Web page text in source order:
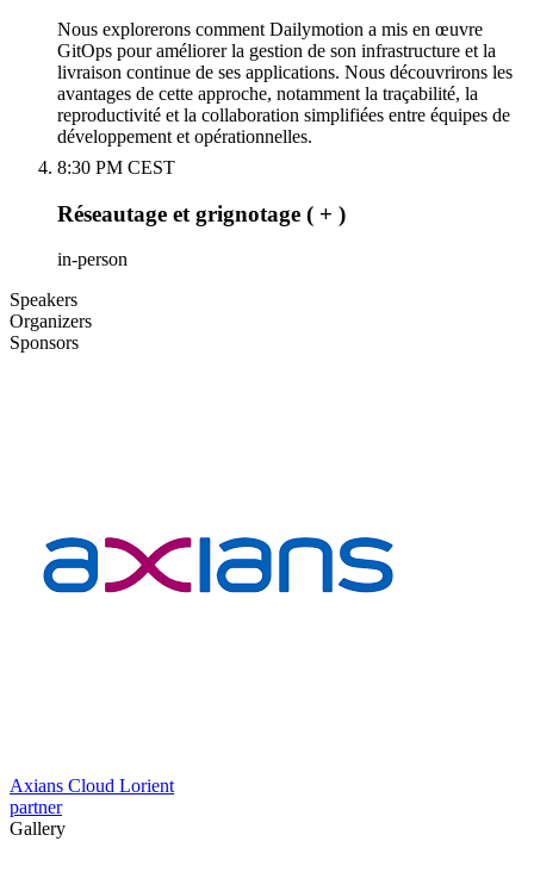
Nous explorerons comment Dailymotion a mis en œuvre
GitOps pour améliorer la gestion de son infrastructure et la
livraison continue de ses applications. Nous découvrirons les
avantages de cette approche, notamment la traçabilité, la
reproductivité et la collaboration simplifiées entre équipes de
développement et opérationnelles.
8:30 PM CEST
Réseautage et grignotage ( + )
in-person
Speakers
Organizers
Sponsors
Axians Cloud Lorient
partner
Gallery